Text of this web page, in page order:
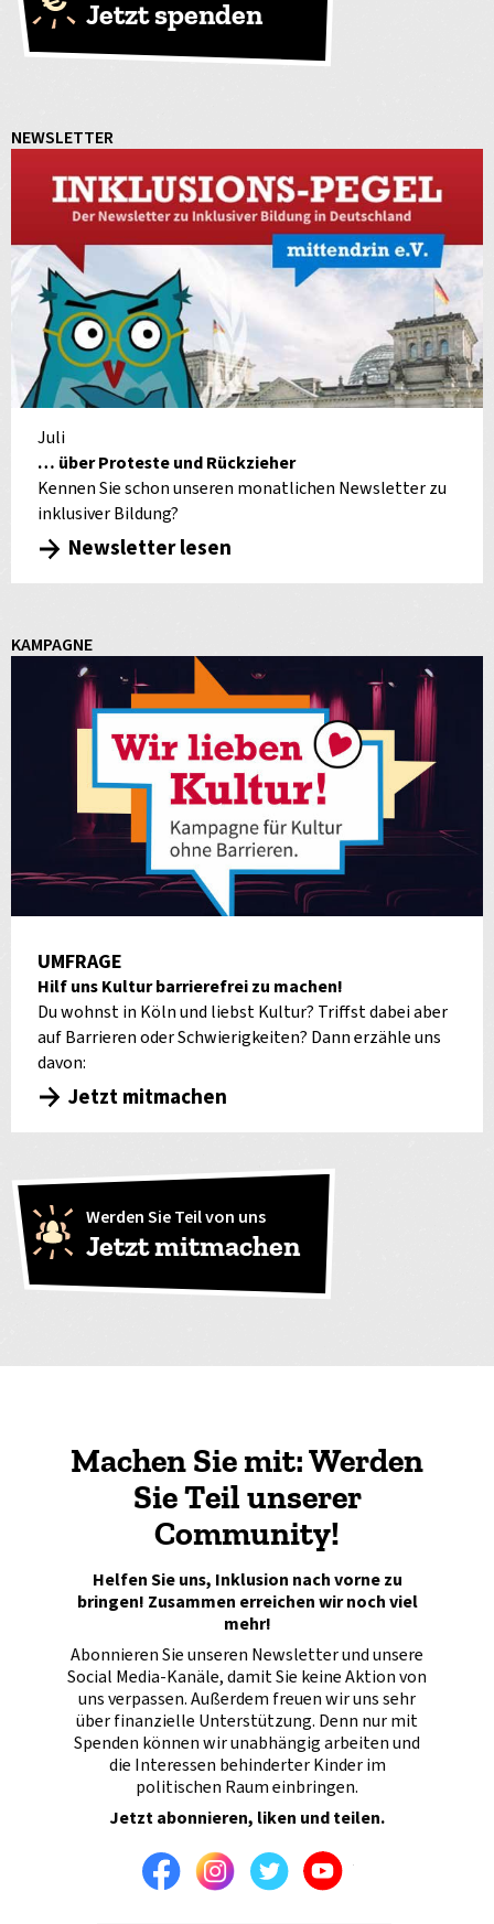
Jetzt spenden
NEWSLETTER
Juli
… über Proteste und Rückzieher
Kennen Sie schon unseren monatlichen Newsletter zu
inklusiver Bildung?
Newsletter lesen
KAMPAGNE
UMFRAGE
Hilf uns Kultur barrierefrei zu machen!
Du wohnst in Köln und liebst Kultur? Triffst dabei aber
auf Barrieren oder Schwierigkeiten? Dann erzähle uns
davon:
Jetzt mitmachen
Werden Sie Teil von uns
Jetzt mitmachen
Machen Sie mit: Werden
Sie Teil unserer
Community!
Helfen Sie uns, Inklusion nach vorne zu
bringen! Zusammen erreichen wir noch viel
mehr!
Abonnieren Sie unseren Newsletter und unsere
Social Media-Kanäle, damit Sie keine Aktion von
uns verpassen. Außerdem freuen wir uns sehr
über finanzielle Unterstützung. Denn nur mit
Spenden können wir unabhängig arbeiten und
die Interessen behinderter Kinder im
politischen Raum einbringen.
Jetzt abonnieren, liken und teilen.
FacebookInstagramTwitterYoutube